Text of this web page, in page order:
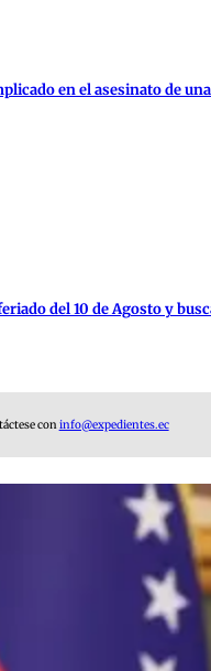
en el asesinato de
del 10 de Agosto y
coninfo@expedientes.ec